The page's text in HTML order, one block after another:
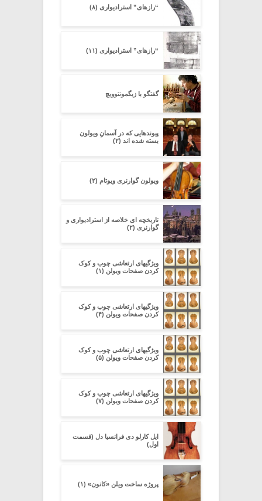
“رازهای” استرادیواری (۸)
“رازهای” استرادیواری (۱۱)
گفتگو با زیگمونتوویچ
پیوندهایی که در آسمانِ ویولون
بسته شده اند (۲)
ویولون گوارنری ویوتام (۲)
تاریخچه ای خلاصه از استرادیواری و
گوارنری (۲)
ویژگیهای ارتعاشی چوب و کوک
کردن صفحات ویولن (۱)
ویژگیهای ارتعاشی چوب و کوک
کردن صفحات ویولن (۴)
ویژگیهای ارتعاشی چوب و کوک
کردن صفحات ویولن (۵)
ویژگیهای ارتعاشی چوب و کوک
کردن صفحات ویولن (۷)
ایل کارلو دی فرانسیا دل (قسمت
اول)
پروژه ساخت ویلن «کانون» (۱)